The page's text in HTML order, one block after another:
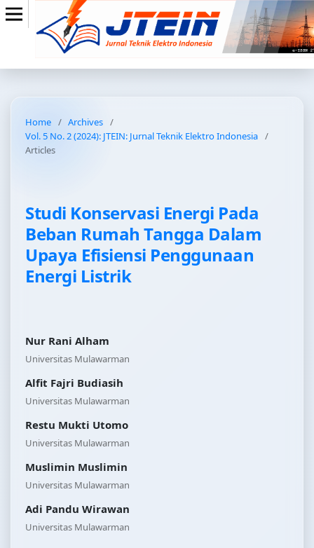
Home / Archives /
Vol. 5 No. 2 (2024): JTEIN: Jurnal Teknik Elektro Indonesia /
Articles
Studi Konservasi Energi Pada
Beban Rumah Tangga Dalam
Upaya Efisiensi Penggunaan
Energi Listrik
Nur Rani Alham
Universitas Mulawarman
Alfit Fajri Budiasih
Universitas Mulawarman
Restu Mukti Utomo
Universitas Mulawarman
Muslimin Muslimin
Universitas Mulawarman
Adi Pandu Wirawan
Universitas Mulawarman